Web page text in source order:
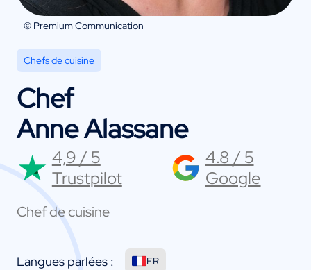
© Premium Communication
Chefs de cuisine
Chef
Anne Alassane
4,9 / 5
Trustpilot
4.8 / 5
Google
Chef de cuisine
Langues parlées : FR